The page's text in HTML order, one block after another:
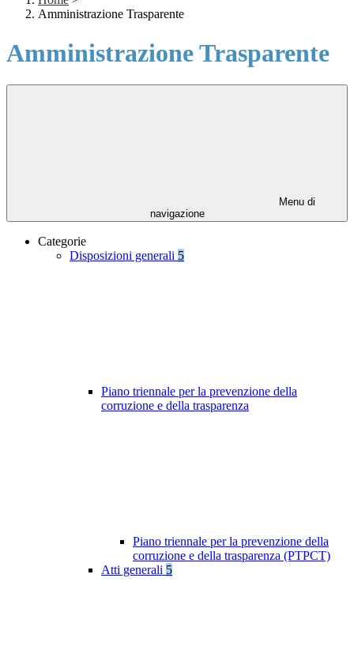
Amministrazione Trasparente
Amministrazione Trasparente
Menu di
navigazione
Categorie
Disposizioni generali 5
Piano triennale per la prevenzione della
corruzione e della trasparenza
Piano triennale per la prevenzione della
corruzione e della trasparenza (PTPCT)
Atti generali 5